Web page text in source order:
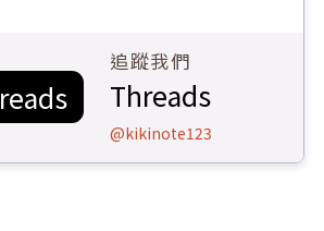
追蹤我們
Threads
@kikinote123